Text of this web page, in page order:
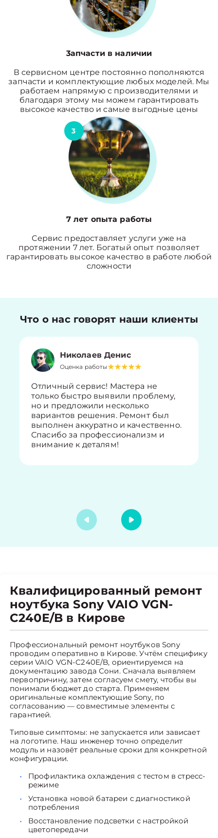
3апчасти в наличии
В сервисном центре постоянно пополняются
запчасти и комплектующие любых моделей. Мы
работаем напрямую с производителями и
благодаря этому мы можем гарантировать
высокое качество и самые выгодные цены
3
7 лет опыта работы
Сервис предоставляет услуги уже на
протяжении 7 лет. Богатый опыт позволяет
гарантировать высокое качество в работе любой
сложности
Что о нас говорят наши клиенты
Николаев Денис
Оценка работы
Отличный сервис! Мастера не
только быстро выявили проблему,
но и предложили несколько
вариантов решения. Ремонт был
выполнен аккуратно и качественно.
Спасибо за профессионализм и
внимание к деталям!
Квалифицированный ремонт
ноутбука Sony VAIO VGN-
C240E/B в Кирове
Профессиональный ремонт ноутбуков Sony
проводим оперативно в Кирове. Учтём специфику
серии VAIO VGN-C240E/B, ориентируемся на
документацию завода Сони. Сначала выявляем
первопричину, затем согласуем смету, чтобы вы
понимали бюджет до старта. Применяем
оригинальные комплектующие Sony, по
согласованию — совместимые элементы с
гарантией.
Типовые симптомы: не запускается или зависает
на логотипе. Наш инженер точно определит
модуль и назовёт реальные сроки для конкретной
конфигурации.
Профилактика охлаждения с тестом в стресс-
режиме
Установка новой батареи с диагностикой
потребления
Восстановление подсветки с настройкой
цветопередачи